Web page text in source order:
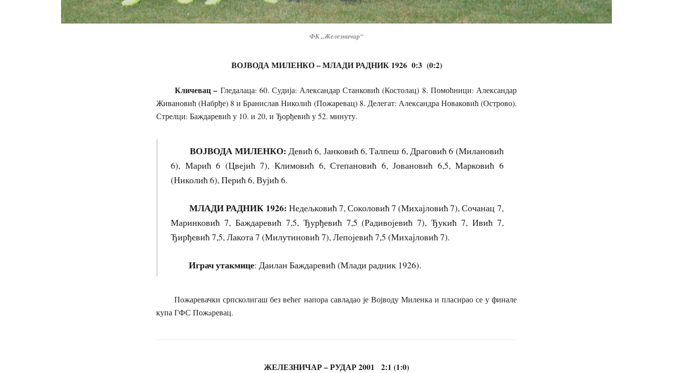
ФК „Железничар“
ВОЈВОДА МИЛЕНКО – МЛАДИ РАДНИК 1926 0:3 (0:2)
Кличевац – Гледалаца: 60. Судија: Александар Станковић (Костолац) 8. Помоћници: Александар
Живановић (Набрђе) 8 и Бранислав Николић (Пожаревац) 8. Делегат: Александра Новаковић (Острово).
Стрелци: Баждаревић у 10. и 20, и Ђорђевић у 52. минуту.
ВОЈВОДА МИЛЕНКО: Девић 6, Јанковић 6, Талпеш 6, Драговић 6 (Милановић
6), Марић 6 (Цвејић 7), Климовић 6, Степановић 6, Јовановић 6,5, Марковић 6
(Николић 6), Перић 6, Вујић 6.
МЛАДИ РАДНИК 1926: Недељковић 7, Соколовић 7 (Михајловић 7), Сочанац 7,
Маринковић 7, Баждаревић 7,5, Ђурђевић 7,5 (Радивојевић 7), Ђукић 7, Ивић 7,
Ђирђевић 7,5, Лакота 7 (Милутиновић 7), Лепојевић 7,5 (Михајловић 7).
Играч утакмице: Даилан Баждаревић (Млади радник 1926).
Пожаревачки српсколигаш без већег напора савладао је Војводу Миленка и пласирао се у финале
купа ГФС Пожaревац.
ЖЕЛЕЗНИЧАР – РУДАР 2001 2:1 (1:0)